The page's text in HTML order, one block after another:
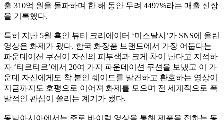
출 310억 원을 돌파하며 한 해 동안 무려 4497%라는 매출 신장
을 기록했다.
특히 지난 5월 흑인 뷰티 크리에이터 ‘미스달시’가 SNS에 올린
영상은 화제가 됐다. 한국 화장품 브랜드에서 가장 어둡다는
파운데이션 쿠션이 자신의 피부색과 크게 차이 난다고 지적하
자 ‘티르티르’에서 20여 가지 파운데이션 쿠션을 보냈고 이 가
운데 자신에게도 착 붙인 쉐이드를 발견하고 환호하는 영상이
지금까지도 호평으로 이어져 화제를 모으며 전 세계적으로 폭
발적인 관심이 쏠리는 계기가 됐다.
동남아시아에서는 주로 바이럴 영상을 통해 제품을 접하는 동